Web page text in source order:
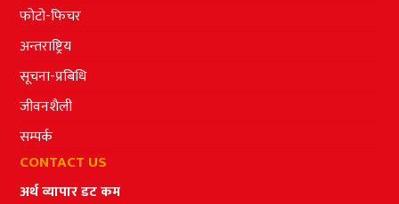
फोटो-फिचर
अन्तराष्ट्रिय
सूचना-प्रबिधि
जीवनशैली
सम्पर्क
CONTACT US
अर्थ व्यापार डट कम